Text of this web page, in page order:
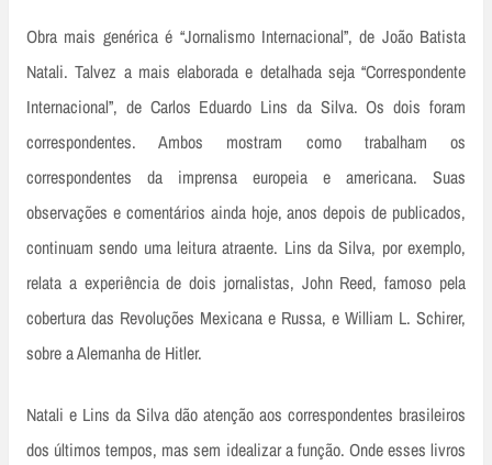
Obra mais genérica é “Jornalismo Internacional”, de João Batista
Natali. Talvez a mais elaborada e detalhada seja “Correspondente
Internacional”, de Carlos Eduardo Lins da Silva. Os dois foram
correspondentes. Ambos mostram como trabalham os
correspondentes da imprensa europeia e americana. Suas
observações e comentários ainda hoje, anos depois de publicados,
continuam sendo uma leitura atraente. Lins da Silva, por exemplo,
relata a experiência de dois jornalistas, John Reed, famoso pela
cobertura das Revoluções Mexicana e Russa, e William L. Schirer,
sobre a Alemanha de Hitler.
Natali e Lins da Silva dão atenção aos correspondentes brasileiros
dos últimos tempos, mas sem idealizar a função. Onde esses livros